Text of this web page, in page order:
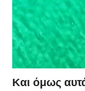
Και όμως